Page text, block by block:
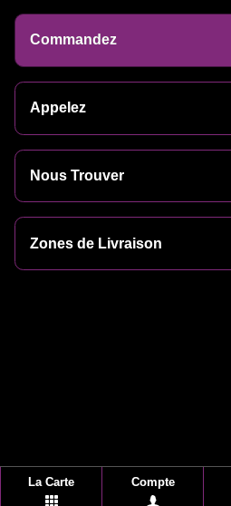
Commandez
Appelez
Nous Trouver
Zones de Livraison
La Carte Compte